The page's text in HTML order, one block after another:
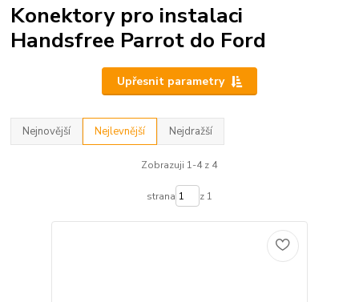
Konektory pro instalaci
Handsfree Parrot do Ford
Upřesnit parametry
Nejnovější Nejlevnější Nejdražší
Zobrazuji 1-4 z 4
strana z 1